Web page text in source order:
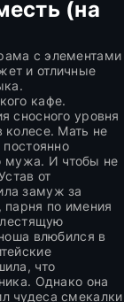
(на
с элементами
и отличные
кафе.
сносного уровня
колесе. Мать не
мужа. И чтобы не
от
замуж за
парня по имения
влюбился в
что
Однако она
чудеса смекалки